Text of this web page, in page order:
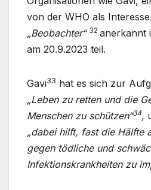
von der WHO als
„Beobachter“ 32 anerkannt
am 20.9.2023 teil.
Gavi33 hat es sich zur
„Leben zu retten und die
Menschen zu schützen“34,
„dabei hilft, fast die Hälfte
gegen tödliche und
Infektionskrankheiten zu